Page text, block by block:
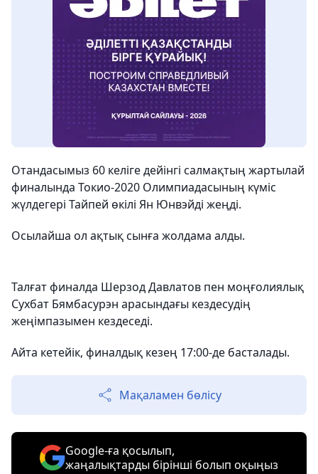
Отандасымыз 60 келіге дейінгі салмақтың жартылай
финалында Токио-2020 Олимпиадасының күміс
жүлдегері Тайпей өкілі Ян Юнвэйді жеңді.
Осылайша ол ақтық сынға жолдама алды.
Талғат финалда Шерзод Давлатов пен моңғолиялық
Сухбат Бямбасурэн арасындағы кездесудің
жеңімпазымен кездеседі.
Айта кетейік, финалдық кезең 17:00-де басталады.
Мақаламен бөлісу
Google-ға қосылып,
жаңалықтарды бірінші болып оқыңыз